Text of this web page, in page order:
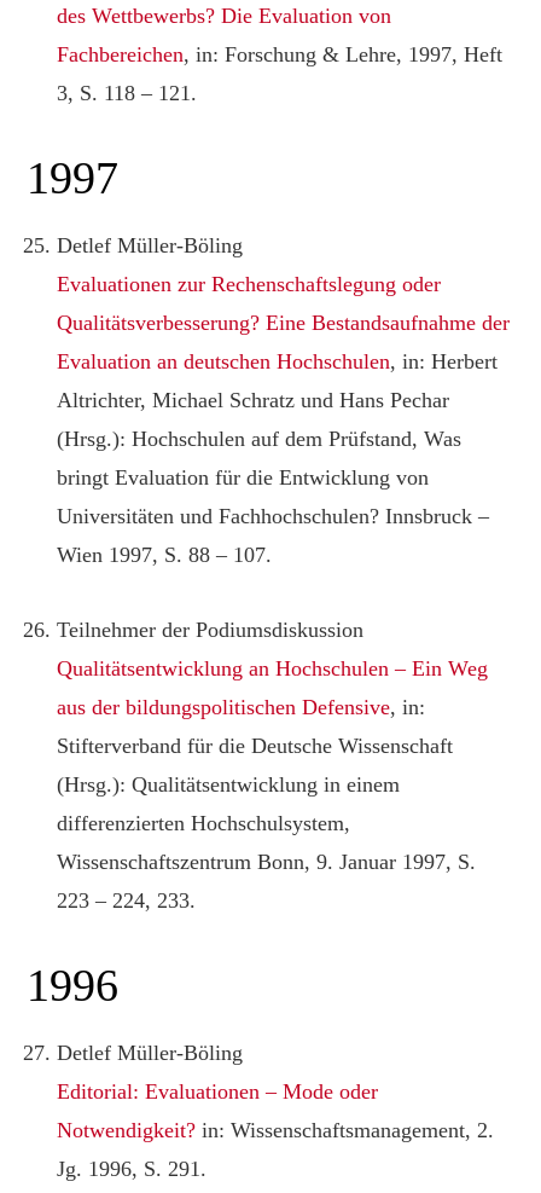
des Wettbewerbs? Die Evaluation von
Fachbereichen, in: Forschung & Lehre, 1997, Heft
3, S. 118 – 121.
1997
Detlef Müller-Böling
Evaluationen zur Rechenschaftslegung oder
Qualitätsverbesserung? Eine Bestandsaufnahme der
Evaluation an deutschen Hochschulen, in: Herbert
Altrichter, Michael Schratz und Hans Pechar
(Hrsg.): Hochschulen auf dem Prüfstand, Was
bringt Evaluation für die Entwicklung von
Universitäten und Fachhochschulen? Innsbruck –
Wien 1997, S. 88 – 107.
Teilnehmer der Podiumsdiskussion
Qualitätsentwicklung an Hochschulen – Ein Weg
aus der bildungspolitischen Defensive, in:
Stifterverband für die Deutsche Wissenschaft
(Hrsg.): Qualitätsentwicklung in einem
differenzierten Hochschulsystem,
Wissenschaftszentrum Bonn, 9. Januar 1997, S.
223 – 224, 233.
1996
Detlef Müller-Böling
Editorial: Evaluationen – Mode oder
Notwendigkeit? in: Wissenschaftsmanagement, 2.
Jg. 1996, S. 291.